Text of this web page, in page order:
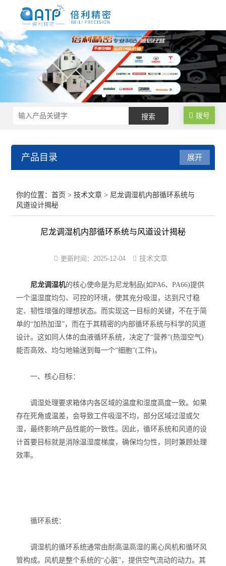
拨号
产品目录
尼龙塑料调湿设备
尼龙塑件强制吸水装置
尼龙制品调湿机
PA6/66蒸煮增湿设备
尼龙镶件快速吸湿机
小型尼龙PA调湿机
展开
你的位置：首页 >技术文章 > 尼龙调湿机内部循环系统与
风道设计揭秘
尼龙调湿机内部循环系统与风道设计揭秘
更新时间： 2025-12-04 技术文章
尼龙调湿机的核心使命是为尼龙制品(如PA6、PA66)提供
一个温湿度均匀、可控的环境，使其充分吸湿，达到尺寸稳
定、韧性增强的理想状态。而实现这一目标的关键，不在于简
单的“加热加湿”，而在于其精密的内部循环系统与科学的风道
设计。这如同人体的血液循环系统，决定了“营养”(热湿空气)
能否高效、均匀地输送到每一个“细胞”(工件)。
一、核心目标：
调湿处理要求箱体内各区域的温度和湿度高度一致。如果
存在死角或温差，会导致工件吸湿不均，部分区域过湿或欠
湿，最终影响产品性能的一致性。因此，循环系统和风道的设
计首要目标就是消除温湿度梯度，确保均匀性，同时兼顾处理
效率。
循环系统：
调湿机的循环系统通常由耐高温高湿的离心风机和循环风
管构成。风机是整个系统的“心脏”，提供空气流动的动力。其